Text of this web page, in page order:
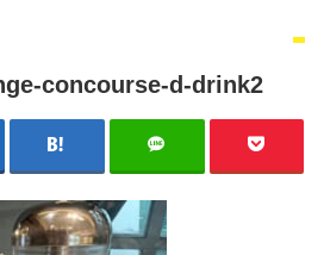
concourse-d-drink2